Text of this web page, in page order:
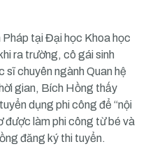
tại Đại học Khoa học
ra trường, cô gái sinh
chuyên ngành Quan hệ
gian, Bích Hồng thấy
dụng phi công để “nội
được làm phi công từ bé và
đăng ký thi tuyển.